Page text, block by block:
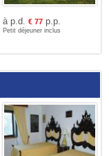
à p.d. € 77p.p.
Petit déjeuner inclus